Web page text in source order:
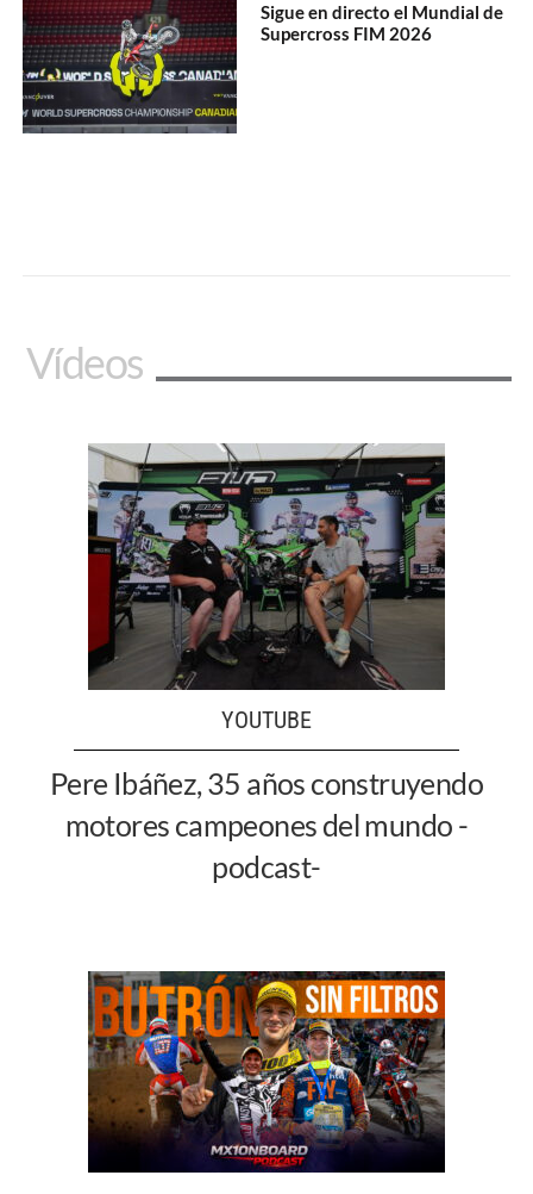
Sigue en directo el Mundial de
Supercross FIM 2026
Vídeos
YOUTUBE
Pere Ibáñez, 35 años construyendo
motores campeones del mundo -
podcast-